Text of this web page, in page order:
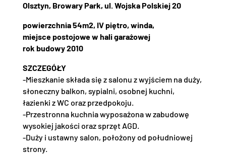
Olsztyn, Browary Park, ul. Wojska Polskiej 20
powierzchnia 54m2, IV piętro, winda,
miejsce postojowe w hali garażowej
rok budowy 2010
SZCZEGÓŁY
-Mieszkanie składa się z salonu z wyjściem na duży,
słoneczny balkon, sypialni, osobnej kuchni,
łazienki z WC oraz przedpokoju.
-Przestronna kuchnia wyposażona w zabudowę
wysokiej jakości oraz sprzęt AGD.
-Duży i ustawny salon, położony od południowej
strony.